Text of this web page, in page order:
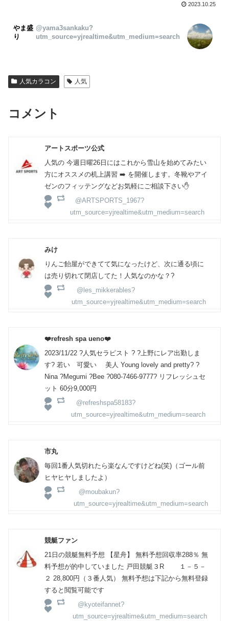
2023.10.25
やま盛
り
@yama3sankaku?
utm_source=yjrealtime&utm_medium=search
人気カラコン 人気
コメント
アートスポーツ公式
人気の 今週日曜26日にはこれから雪山を始めてみたい
方にオススメの机上講習 ➡️ を開催します。冬靴やアイ
ゼンのフィッテングなどお気軽にご相談下さい✋
@ARTSPORTS_1967?
utm_source=yjrealtime&utm_medium=search
みけ
りんご飴屋ができてて気になったけど、次に通る頃に
は売り切れて閉店してた！人気なのかな？?
@les_mikkerables?
utm_source=yjrealtime&utm_medium=search
❤️refresh spa ueno❤️
2023/11/22 ?人気セラピスト ? ?上野にレア出勤しま
す? 若い 可愛い 美人 Young lovely and pretty? ?
Nina ?Megumi ?Bee ?080-7466-9777? リフレッシュセ
ット 60分9,000円
@refreshspa58183?
utm_source=yjrealtime&utm_medium=search
市丸
毎回1番人気切れたら楽なんですけどね(笑)（ゴール前
ヒヤヒヤしましたよ）
@moubakun?
utm_source=yjrealtime&utm_medium=search
競艇ファン
21日の競艇無料予想 【星舟】 無料予想回収率288％ 無
料予想が的中していました 戸田競艇３R １－５－
２ 28,800円（３番人気） 無料予想は下記から無料登録
すると閲覧可能です
@kyoteifannet?
utm_source=yjrealtime&utm_medium=search